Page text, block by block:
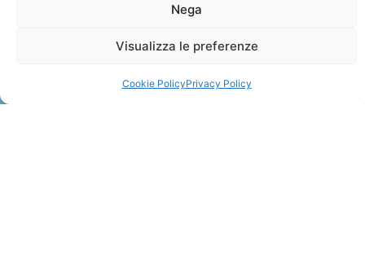
Nega
Visualizza le preferenze
Cookie PolicyPrivacy Policy